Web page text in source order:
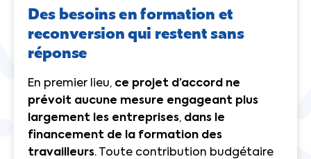
Des besoins en formation et
reconversion qui restent sans
réponse
En premier lieu, ce projet d’accord ne
prévoit aucune mesure engageant plus
largement les entreprises, dans le
financement de la formation des
travailleurs. Toute contribution budgétaire